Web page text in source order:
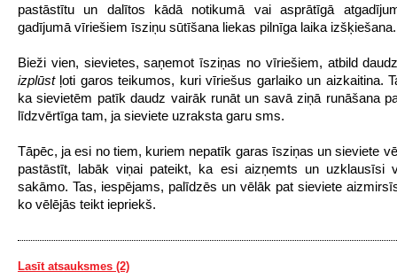
pastāstītu un dalītos kādā notikumā vai asprātīgā
gadījumā vīriešiem īsziņu sūtīšana liekas pilnīga laika
Bieži vien, sievietes, saņemot īsziņas no vīriešiem, atbild
izplūst ļoti garos teikumos, kuri vīriešus garlaiko un aizkaitina.
ka sievietēm patīk daudz vairāk runāt un savā ziņā runāšana
līdzvērtīga tam, ja sieviete uzraksta garu sms.
Tāpēc, ja esi no tiem, kuriem nepatīk garas īsziņas un sieviete
pastāstīt, labāk viņai pateikt, ka esi aizņemts un uzklausīsi
sakāmo. Tas, iespējams, palīdzēs un vēlāk pat sieviete
ko vēlējās teikt iepriekš.
Lasīt atsauksmes (2)